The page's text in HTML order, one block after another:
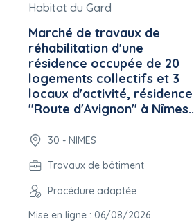
Habitat du Gard
Marché de travaux de
réhabilitation d'une
résidence occupée de 20
logements collectifs et 3
locaux d'activité, résidence
"Route d'Avignon" à Nîmes..
30 - NIMES
Travaux de bâtiment
Procédure adaptée
Mise en ligne : 06/08/2026